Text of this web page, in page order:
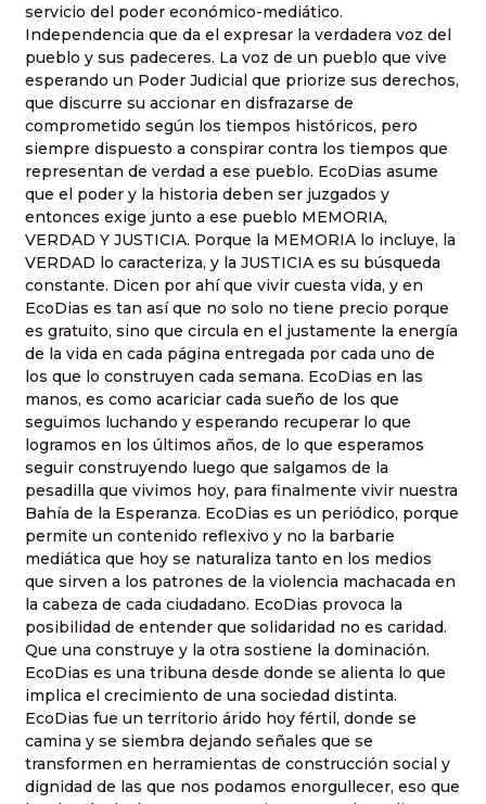
servicio del poder económico-mediático.
Independencia que da el expresar la verdadera voz del
pueblo y sus padeceres. La voz de un pueblo que vive
esperando un Poder Judicial que priorize sus derechos,
que discurre su accionar en disfrazarse de
comprometido según los tiempos históricos, pero
siempre dispuesto a conspirar contra los tiempos que
representan de verdad a ese pueblo. EcoDias asume
que el poder y la historia deben ser juzgados y
entonces exige junto a ese pueblo MEMORIA,
VERDAD Y JUSTICIA. Porque la MEMORIA lo incluye, la
VERDAD lo caracteriza, y la JUSTICIA es su búsqueda
constante. Dicen por ahí que vivir cuesta vida, y en
EcoDias es tan así que no solo no tiene precio porque
es gratuito, sino que circula en el justamente la energía
de la vida en cada página entregada por cada uno de
los que lo construyen cada semana. EcoDias en las
manos, es como acariciar cada sueño de los que
seguimos luchando y esperando recuperar lo que
logramos en los últimos años, de lo que esperamos
seguir construyendo luego que salgamos de la
pesadilla que vivimos hoy, para finalmente vivir nuestra
Bahía de la Esperanza. EcoDias es un periódico, porque
permite un contenido reflexivo y no la barbarie
mediática que hoy se naturaliza tanto en los medios
que sirven a los patrones de la violencia machacada en
la cabeza de cada ciudadano. EcoDias provoca la
posibilidad de entender que solidaridad no es caridad.
Que una construye y la otra sostiene la dominación.
EcoDias es una tribuna desde donde se alienta lo que
implica el crecimiento de una sociedad distinta.
EcoDias fue un territorio árido hoy fértil, donde se
camina y se siembra dejando señales que se
transformen en herramientas de construcción social y
dignidad de las que nos podamos enorgullecer, eso que